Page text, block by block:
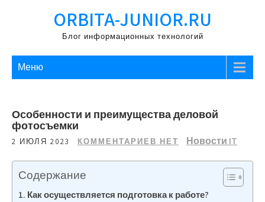
ORBITA-JUNIOR.RU
Блог информационных технологий
Меню
Особенности и преимущества деловой
фотосъемки
2 ИЮЛЯ 2023 КОММЕНТАРИЕВ НЕТ Новости IT
Содержание
Как осуществляется подготовка к работе?